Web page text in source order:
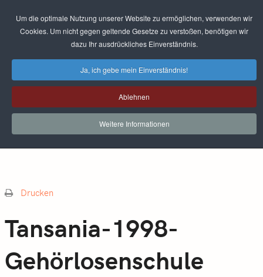
Um die optimale Nutzung unserer Website zu ermöglichen, verwenden wir
Cookies. Um nicht gegen geltende Gesetze zu verstoßen, benötigen wir
dazu Ihr ausdrückliches Einverständnis.
Ja, ich gebe mein Einverständnis!
Ablehnen
Weitere Informationen
Drucken
Tansania-1998-
Gehörlosenschule